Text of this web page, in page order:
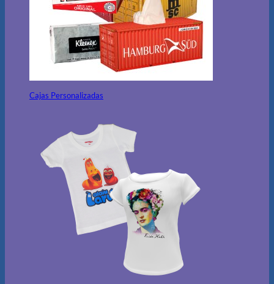
Cajas Personalizadas